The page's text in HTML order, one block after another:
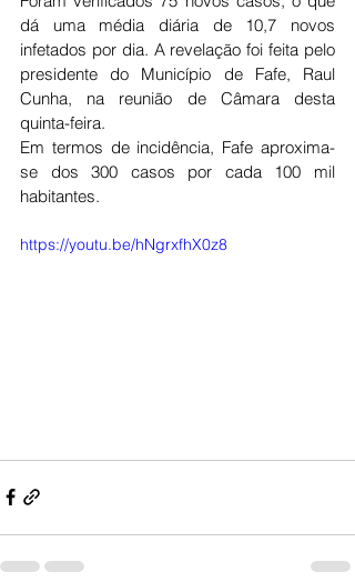
dá uma média diária de 10,7 novos
infetados por dia. A revelação foi feita pelo
presidente do Município de Fafe, Raul
Cunha, na reunião de Câmara desta
quinta-feira.
Em termos de incidência, Fafe aproxima-
se dos 300 casos por cada 100 mil
habitantes.
https://youtu.be/hNgrxfhX0z8